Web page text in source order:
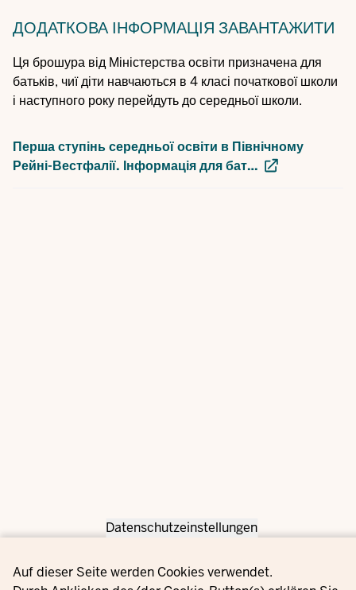
Privacy settings
Datenschutzeinstellungen
Auf dieser Seite werden Cookies verwendet.
ДОДАТКОВА ІНФОРМАЦІЯ ЗАВАНТАЖИТИ
Ця брошура від Міністерства освіти призначена для
батьків, чиї діти навчаються в 4 класі початкової школи
і наступного року перейдуть до середньої школи.
Перша ступінь середньої освіти в Північному
Рейні-Вестфалії. Інформація для бат…